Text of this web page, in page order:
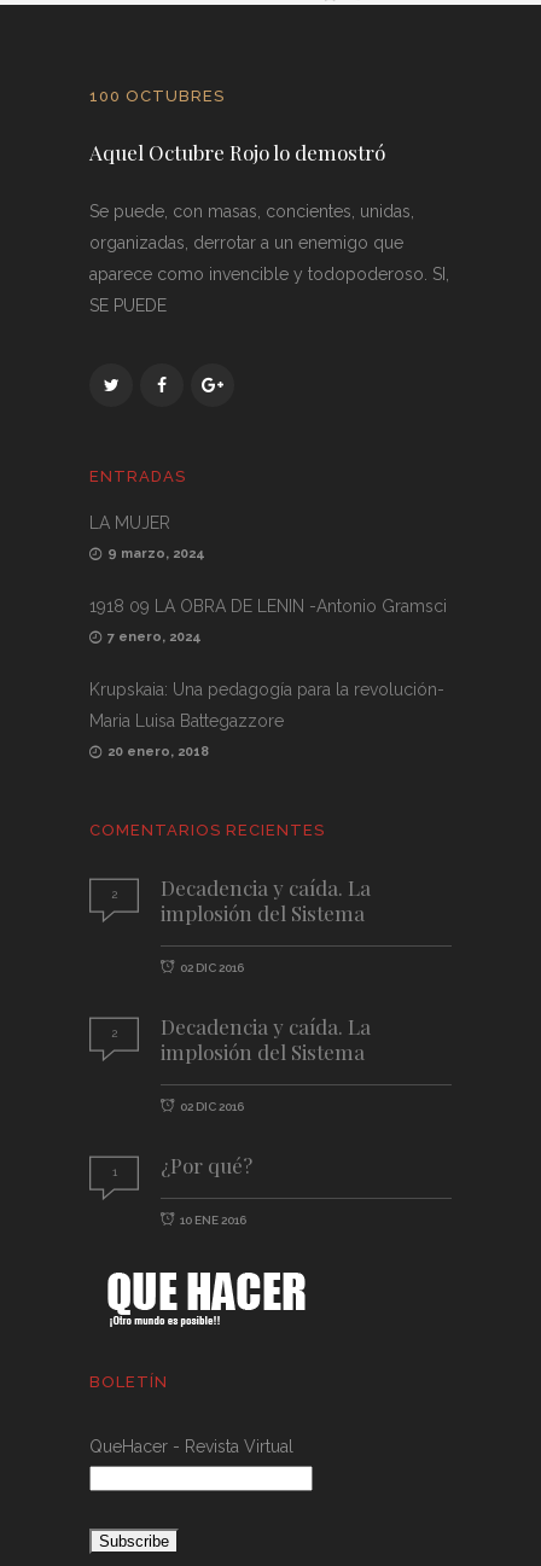
100 OCTUBRES
Aquel Octubre Rojo lo demostró
Se puede, con masas, concientes, unidas,
organizadas, derrotar a un enemigo que
aparece como invencible y todopoderoso. SI,
SE PUEDE
ENTRADAS
LA MUJER
9 marzo, 2024
1918 09 LA OBRA DE LENIN -Antonio Gramsci
7 enero, 2024
Krupskaia: Una pedagogía para la revolución-
Maria Luisa Battegazzore
20 enero, 2018
COMENTARIOS RECIENTES
2
Decadencia y caída. La
implosión del Sistema
02 DIC 2016
2
Decadencia y caída. La
implosión del Sistema
02 DIC 2016
1 ¿Por qué?
10 ENE 2016
BOLETÍN
QueHacer - Revista Virtual